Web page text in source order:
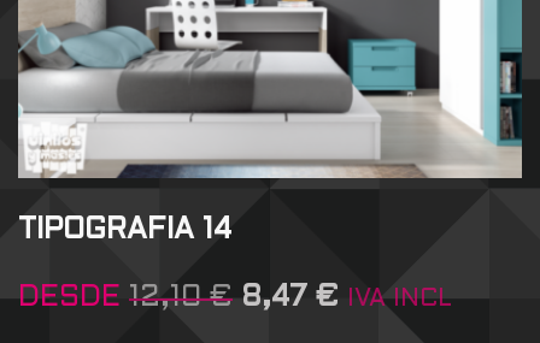
TIPOGRAFIA 14
DESDE 12,10€ 8,47 € IVA INCL